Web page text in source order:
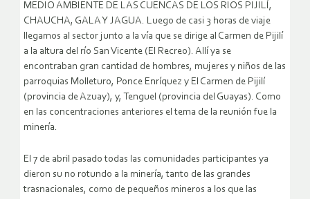
MEDIO AMBIENTE DE LAS CUENCAS DE LOS RIOS PIJILÍ,
CHAUCHA, GALA Y JAGUA. Luego de casi 3 horas de viaje
llegamos al sector junto a la vía que se dirige al Carmen de Pijilí
a la altura del río San Vicente (El Recreo). Allí ya se
encontraban gran cantidad de hombres, mujeres y niños de las
parroquias Molleturo, Ponce Enríquez y El Carmen de Pijilí
(provincia de Azuay), y, Tenguel (provincia del Guayas). Como
en las concentraciones anteriores el tema de la reunión fue la
minería.
El 7 de abril pasado todas las comunidades participantes ya
dieron su no rotundo a la minería, tanto de las grandes
trasnacionales, como de pequeños mineros a los que las